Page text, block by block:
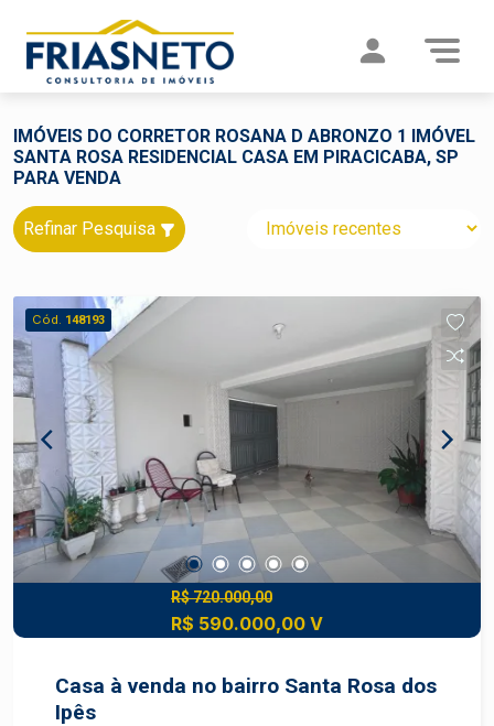
IMÓVEIS DO CORRETOR ROSANA D ABRONZO 1 IMÓVEL
SANTA ROSA RESIDENCIAL CASA EM PIRACICABA, SP
PARA VENDA
Refinar Pesquisa
Cód. 148193
R$ 720.000,00
R$ 590.000,00 V
Casa à venda no bairro Santa Rosa dos
Ipês